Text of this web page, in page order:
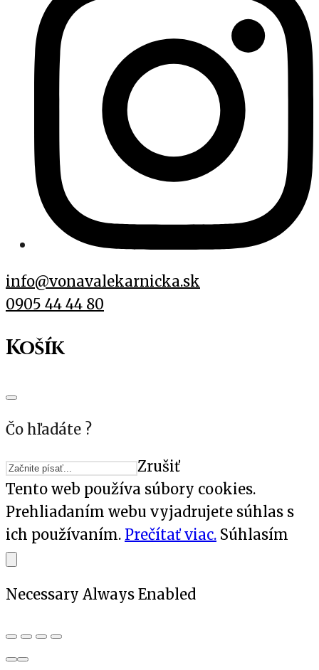
info@vonavalekarnicka.sk
0905 44 44 80
Košík
Čo hľadáte ?
Zrušiť
Tento web používa súbory cookies.
Prehliadaním webu vyjadrujete súhlas s
ich používaním. Prečítať viac. Súhlasím
Necessary Always Enabled